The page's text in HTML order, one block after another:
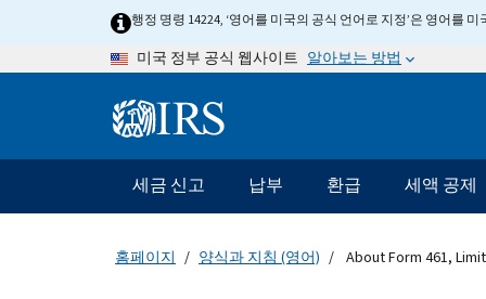
행정 명령 14224, ‘영어를 미국의 공식 언어로 지정’은 영어를
미국 정부 공식 웹사이트 알아보는 방법
Information
메
인
네
세금 신고 납부 환급 세액 공제
홈페이지 양식과 지침 (영어) About Form 461,